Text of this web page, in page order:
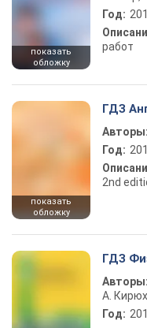
показать
обложку
Год:
работ
показать
обложку
ГДЗ
Авторы:
Год:
2nd
ГДЗ
Авторы:
А.
Год: